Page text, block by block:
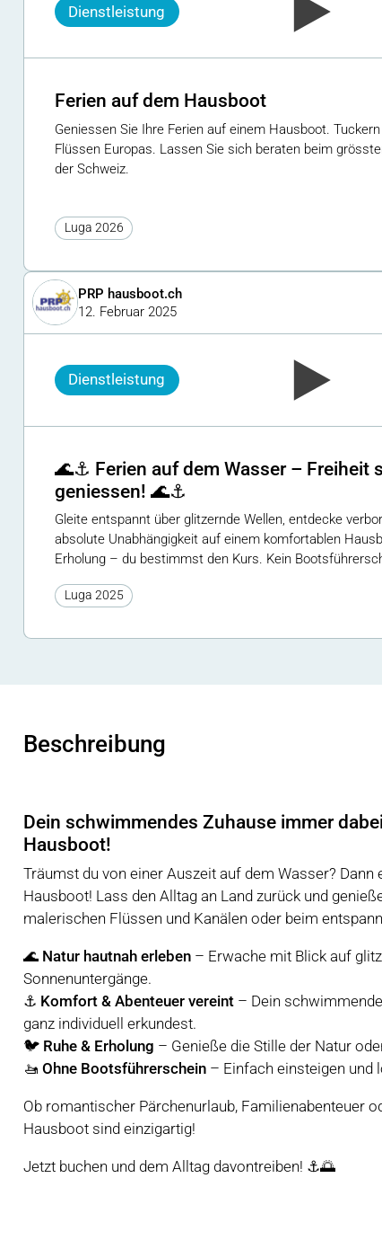
Dienstleistung
Ferien auf dem Hausboot
Geniessen Sie Ihre Ferien auf einem Hausboot.
Flüssen Europas. Lassen Sie sich beraten beim
der Schweiz.
Luga 2026
PRP hausboot.ch
12. Februar 2025
Dienstleistung
🌊⚓ Ferien auf dem Wasser – Freiheit
geniessen! 🌊⚓
Gleite entspannt über glitzernde Wellen, entdecke
absolute Unabhängigkeit auf einem komfortablen
Erholung – du bestimmst den Kurs. Kein
Luga 2025
Beschreibung
Dein schwimmendes Zuhause immer
Hausboot!
Träumst du von einer Auszeit auf dem Wasser?
Hausboot! Lass den Alltag an Land zurück und
malerischen Flüssen und Kanälen oder beim
🌊 Natur hautnah erleben – Erwache mit Blick auf
Sonnenuntergänge.
⚓ Komfort & Abenteuer vereint – Dein
ganz individuell erkundest.
🐦 Ruhe & Erholung – Genieße die Stille der Natur
🚤 Ohne Bootsführerschein – Einfach einsteigen und
Ob romantischer Pärchenurlaub, Familienabenteuer
Hausboot sind einzigartig!
Jetzt buchen und dem Alltag davontreiben! ⚓🌅